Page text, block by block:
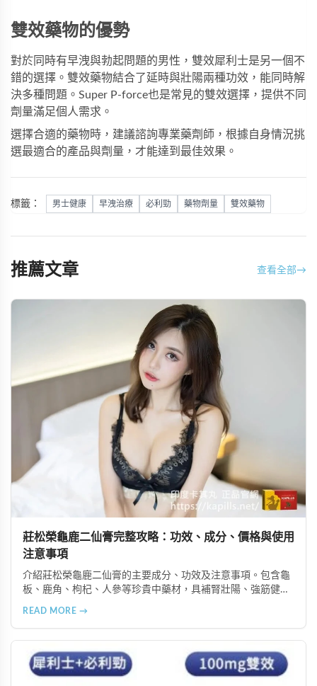
雙效藥物的優勢
對於同時有早洩與勃起問題的男性， 雙效犀利士是另一個不
錯的選擇。雙效藥物結合了延時與壯陽兩種功效，能同時解
決多種問題。 Super P-force也是常見的雙效選擇，提供不同
劑量滿足個人需求。
選擇合適的藥物時，建議諮詢專業藥劑師，根據自身情況挑
選最適合的產品與劑量，才能達到最佳效果。
標籤： 男士健康 早洩治療 必利勁 藥物劑量 雙效藥物
推薦文章 查看全部→
莊松榮龜鹿二仙膏完整攻略：功效、成分、價格與使用
注意事項
介紹莊松榮龜鹿二仙膏的主要成分、功效及注意事項。包含龜
板、鹿角、枸杞、人參等珍貴中藥材，具補腎壯陽、強筋健
READ MORE →